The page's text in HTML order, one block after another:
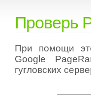
Проверь
При помощи
Google
гугловских